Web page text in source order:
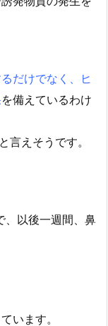
だけでなく、ヒ
を備えているわけ
言えそうです。
、以後一週間、鼻
います。